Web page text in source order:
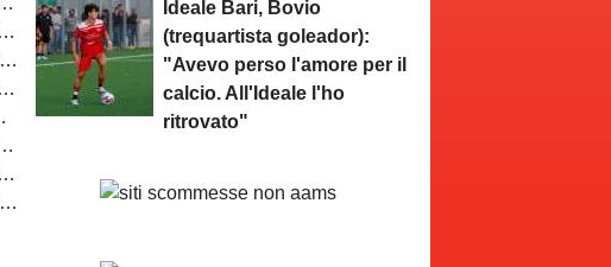
Ideale Bari, Bovio
(trequartista goleador):
"Avevo perso l'amore per il
calcio. All'Ideale l'ho
ritrovato"